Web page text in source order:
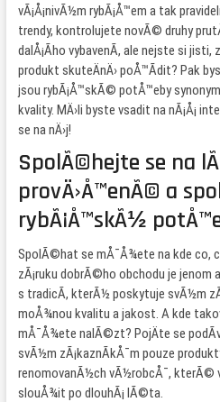
vÃ¡Å¡nivÃ½m rybÃ¡Å™em a tak
trendy, kontrolujete novÃ© druhy
dalÅ¡Ã­ho vybavenÃ­, ale nejste si jisti,
produkt skuteÄnÄ› poÅ™Ã­dit? Pak
jsou rybÃ¡Å™skÃ© potÅ™eby
kvality. MÄ›li byste vsadit na nÃ¡Å¡
se na nÄ›j!
SpolÃ©hejte se na
provÄ›Å™enÃ© a
rybÃ¡Å™skÃ½
SpolÃ©hat se mÅ¯Å¾ete na kde co,
zÃ¡ruku dobrÃ©ho obchodu je jenom
s tradicÃ­, kterÃ½ poskytuje svÃ½m
moÅ¾nou kvalitu a jakost. A kde
mÅ¯Å¾ete nalÃ©zt? PojÄte se
svÃ½m zÃ¡kaznÃ­kÅ¯m pouze
renomovanÃ½ch vÃ½robcÅ¯, kterÃ©
slouÅ¾it po dlouhÃ¡ lÃ©ta.